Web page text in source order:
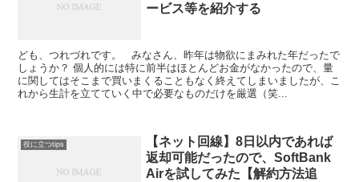
ービス等を紹介する
ども、つれづれです。 みなさん、昨年は物欲にまみれた年だったで
しょうか？ 個人的には特に前半はほとんどお金がなかったので、量
に関してはそこまで買いまくることもなく終えてしまいましたが、こ
れから生計を立てていく中で必要なものだけを厳選（笑...
役に立つtips
【ネット回線】8日以内であれば
返却可能だったので、SoftBank
Airを試してみた【解約方法追